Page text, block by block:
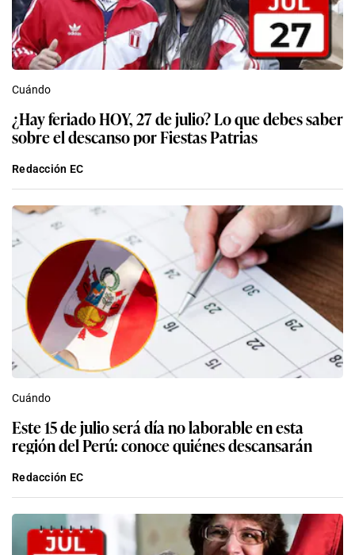
Cuándo
¿Hay feriado HOY, 27 de julio? Lo que debes saber
sobre el descanso por Fiestas Patrias
Redacción EC
Cuándo
Este 15 de julio será día no laborable en esta
región del Perú: conoce quiénes descansarán
Redacción EC